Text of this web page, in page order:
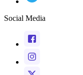
Social Media